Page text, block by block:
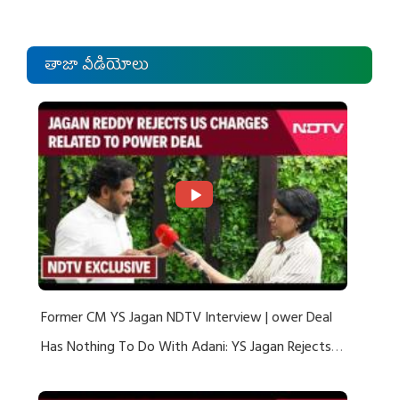
తాజా వీడియోలు
Former CM YS Jagan NDTV Interview | ower Deal
Has Nothing To Do With Adani: YS Jagan Rejects